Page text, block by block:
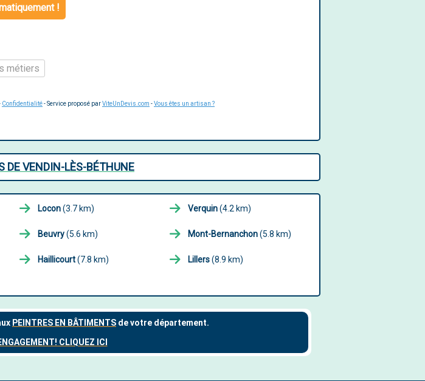
!
métiers
Confidentialité- Service proposé parViteUnDevis.com -Vous êtes un artisan ?
DE VENDIN-LÈS-BÉTHUNE
Locon(3.7 km) Verquin(4.2 km)
Beuvry(5.6 km) Mont-Bernanchon(5.8 km)
Haillicourt(7.8 km) Lillers(8.9 km)